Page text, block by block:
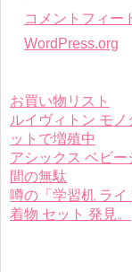
コメントフィー
WordPress.org
お買い物リスト
ルイヴィトン モ
ットで増殖中
アシックス ベビ
間の無駄
噂の「学習机 ラ
着物 セット 発見。